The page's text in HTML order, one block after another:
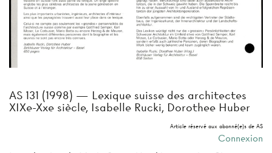
AS 131 (1998) — Lexique suisse des architectes
XIXe-Xxe siècle, Isabelle Rucki, Dorothee Huber
Article réservé aux abonné(e)s de AS
Connexion